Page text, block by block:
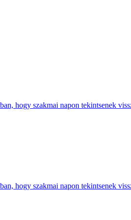
hogy szakmai napon tekintsenek
hogy szakmai napon tekintsenek